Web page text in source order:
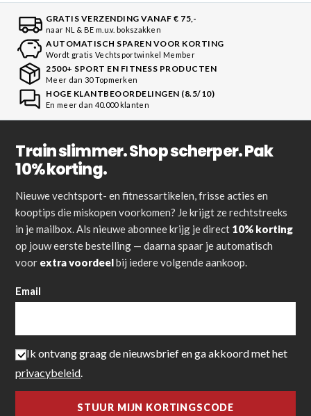
GRATIS VERZENDING VANAF € 75,-
naar NL & BE m.u.v. bokszakken
AUTOMATISCH SPAREN VOOR KORTING
Wordt gratis Vechtsportwinkel Member
2500+ SPORT EN FITNESS PRODUCTEN
Meer dan 30 Topmerken
HOGE KLANTBEOORDELINGEN (8.5/10)
En meer dan 40.000 klanten
Train slimmer. Shop scherper. Pak
10% korting.
Nieuwe vechtsport- en fitnessartikelen, frisse acties en
kooptips die miskopen voorkomen? Je krijgt ze rechtstreeks
in je mailbox. Als nieuwe abonnee krijg je direct 10% korting
op jouw eerste bestelling — daarna spaar je automatisch
voor extra voordeelbij iedere volgende aankoop.
Email
Ik ontvang graag de nieuwsbrief en ga akkoord met het
privacybeleid